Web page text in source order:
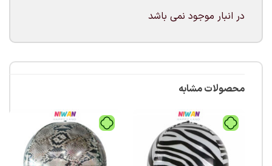
در انبار موجود نمی باشد
محصولات مشابه